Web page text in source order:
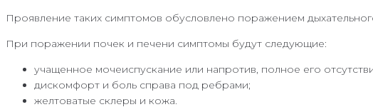
Проявление таких симптомов обусловлено поражением
При поражении почек и печени симптомы будут следующие:
учащенное мочеиспускание или напротив, полное его
дискомфорт и боль справа под ребрами;
желтоватые склеры и кожа.